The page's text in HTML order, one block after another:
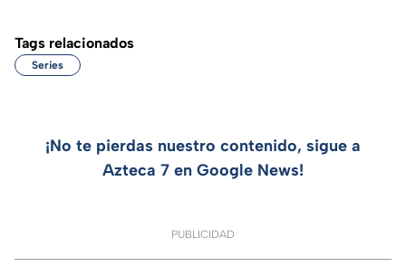
Tags relacionados
Series
¡No te pierdas nuestro contenido, sigue a
Azteca 7 en Google News!
PUBLICIDAD